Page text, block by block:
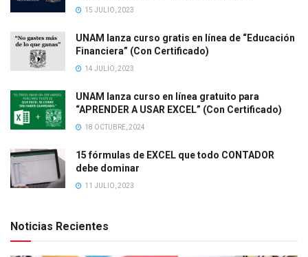
15 JULIO, 2023
UNAM lanza curso gratis en línea de “Educación
Financiera” (Con Certificado)
14 JULIO, 2023
UNAM lanza curso en línea gratuito para
“APRENDER A USAR EXCEL” (Con Certificado)
18 OCTUBRE, 2024
15 fórmulas de EXCEL que todo CONTADOR
debe dominar
11 JULIO, 2023
Noticias Recientes